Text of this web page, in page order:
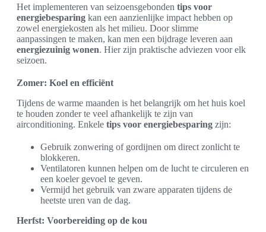
Het implementeren van seizoensgebonden tips voor
energiebesparing kan een aanzienlijke impact hebben op
zowel energiekosten als het milieu. Door slimme
aanpassingen te maken, kan men een bijdrage leveren aan
energiezuinig wonen. Hier zijn praktische adviezen voor elk
seizoen.
Zomer: Koel en efficiënt
Tijdens de warme maanden is het belangrijk om het huis koel
te houden zonder te veel afhankelijk te zijn van
airconditioning. Enkele tips voor energiebesparing zijn:
Gebruik zonwering of gordijnen om direct zonlicht te
blokkeren.
Ventilatoren kunnen helpen om de lucht te circuleren en
een koeler gevoel te geven.
Vermijd het gebruik van zware apparaten tijdens de
heetste uren van de dag.
Herfst: Voorbereiding op de kou